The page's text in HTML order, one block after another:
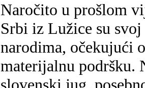
Naročito u prošlom
Srbi iz Lužice su
narodima, očekujući
materijalnu podršku.